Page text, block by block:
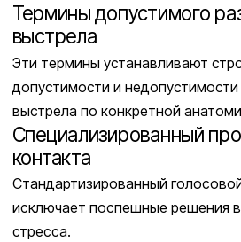
Термины допустимого
выстрела
Эти термины устанавливают
допустимости и
выстрела по конкретной
Специализированный
контакта
Стандартизированный
исключает поспешные решения
стресса.